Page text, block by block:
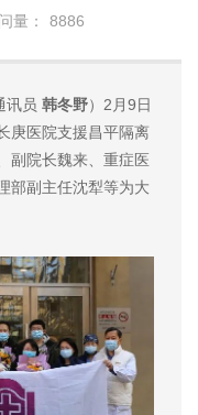
量： 8886
讯员 韩冬野）2月9日
庚医院支援昌平隔离
副院长魏来、重症医
部副主任沈犁等为大